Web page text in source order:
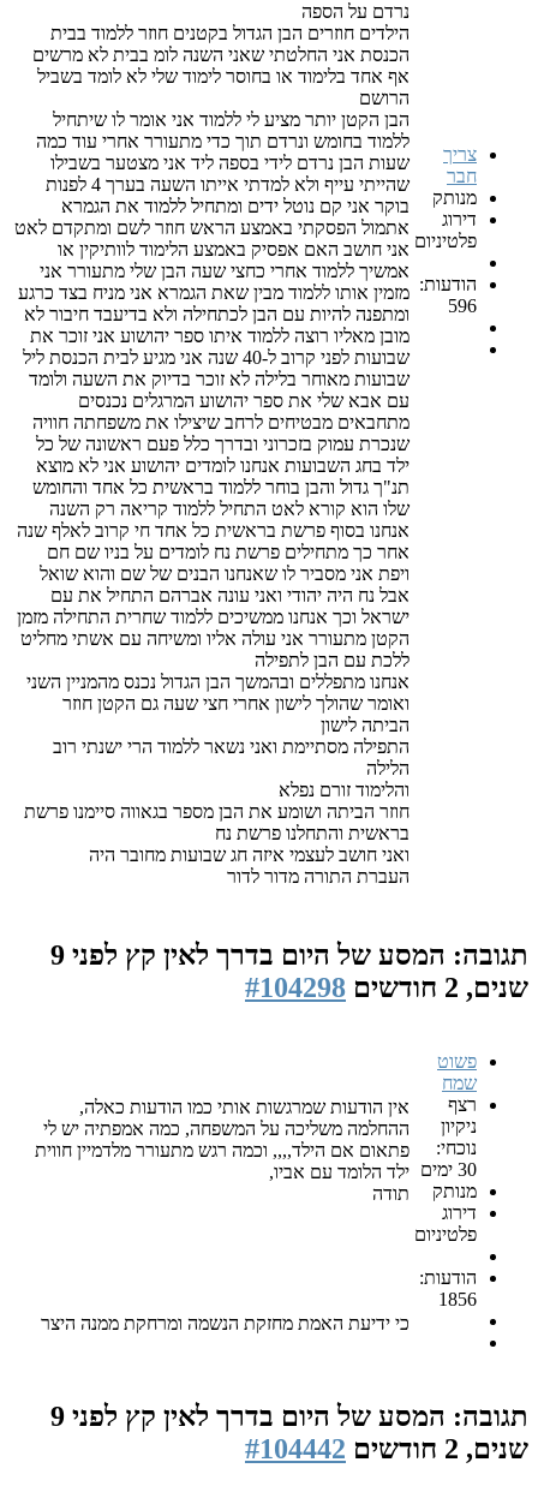
צריך
חבר
מנותק
דירוג
פלטיניום
הודעות:
596
נרדם על הספה
הילדים חוזרים הבן הגדול בקטנים חוזר ללמוד בבית
הכנסת אני החלטתי שאני השנה לומ בבית לא מרשים
אף אחד בלימוד או בחוסר לימוד שלי לא לומד בשביל
הרושם
הבן הקטן יותר מציע לי ללמוד אני אומר לו שיתחיל
ללמוד בחומש ונרדם תוך כדי מתעורר אחרי עוד כמה
שעות הבן נרדם לידי בספה ליד אני מצטער בשבילו
שהייתי עייף ולא למדתי אייתו השעה בערך 4 לפנות
בוקר אני קם נוטל ידים ומתחיל ללמוד את הגמרא
אתמול הפסקתי באמצע הראש חוזר לשם ומתקדם לאט
אני חושב האם אפסיק באמצע הלימוד לוותיקין או
אמשיך ללמוד אחרי כחצי שעה הבן שלי מתעורר אני
מזמין אותו ללמוד מבין שאת הגמרא אני מניח בצד כרגע
ומתפנה להיות עם הבן לכתחילה ולא בדיעבד חיבור לא
מובן מאליו רוצה ללמוד איתו ספר יהושוע אני זוכר את
שבועות לפני קרוב ל-40 שנה אני מגיע לבית הכנסת ליל
שבועות מאוחר בלילה לא זוכר בדיוק את השעה ולומד
עם אבא שלי את ספר יהושוע המרגלים נכנסים
מתחבאים מבטיחים לרחב שיצילו את משפחתה חוויה
שנכרת עמוק בזכרוני ובדרך כלל פעם ראשונה של כל
ילד בחג השבועות אנחנו לומדים יהושוע אני לא מוצא
תנ"ך גדול והבן בוחר ללמוד בראשית כל אחד והחומש
שלו הוא קורא לאט התחיל ללמוד קריאה רק השנה
אנחנו בסוף פרשת בראשית כל אחד חי קרוב לאלף שנה
אחר כך מתחילים פרשת נח לומדים על בניו שם חם
ויפת אני מסביר לו שאנחנו הבנים של שם והוא שואל
אבל נח היה יהודי ואני עונה אברהם התחיל את עם
ישראל וכך אנחנו ממשיכים ללמוד שחרית התחילה מזמן
הקטן מתעורר אני עולה אליו ומשיחה עם אשתי מחליט
ללכת עם הבן לתפילה
אנחנו מתפללים ובהמשך הבן הגדול נכנס מהמניין השני
ואומר שהולך לישון אחרי חצי שעה גם הקטן חוזר
הביתה לישון
התפילה מסתיימת ואני נשאר ללמוד הרי ישנתי רוב
הלילה
והלימוד זורם נפלא
חוזר הביתה ושומע את הבן מספר בגאווה סיימנו פרשת
בראשית והתחלנו פרשת נח
ואני חושב לעצמי איזה חג שבועות מחובר היה
העברת התורה מדור לדור
תגובה: המסע של היום בדרך לאין קץ
לפני 9
שנים, 2 חודשים
#104298
פשוט
שמח
רצף
ניקיון
נוכחי:
30 ימים
מנותק
דירוג
פלטיניום
הודעות:
1856
אין הודעות שמרגשות אותי כמו הודעות כאלה,
ההחלמה משליכה על המשפחה, כמה אמפתיה יש לי
פתאום אם הילד,,,, וכמה רגש מתעורר מלדמיין חווית
ילד הלומד עם אביו,
תודה
כי ידיעת האמת מחזקת הנשמה ומרחקת ממנה היצר
תגובה: המסע של היום בדרך לאין קץ
לפני 9
שנים, 2 חודשים
#104442